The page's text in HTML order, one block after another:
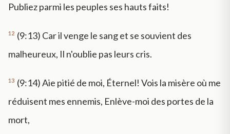
Publiez parmi les peuples ses hauts faits!
12 (9:13) Car il venge le sang et se souvient des
malheureux, Il n'oublie pas leurs cris.
13 (9:14) Aie pitié de moi, Éternel! Vois la misère où me
réduisent mes ennemis, Enlève-moi des portes de la
mort,